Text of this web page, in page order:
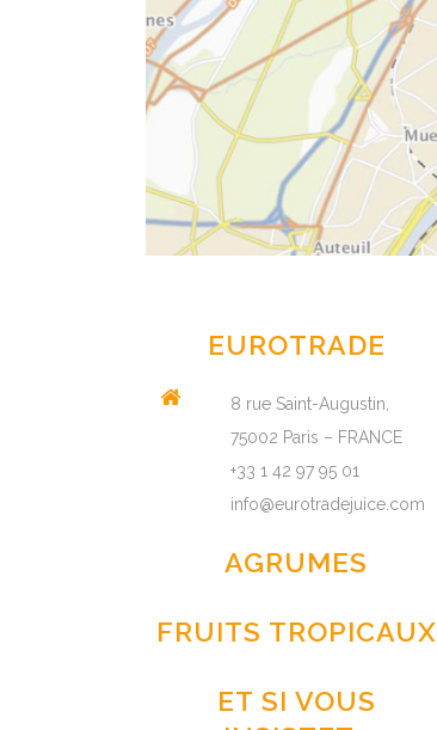
EUROTRADE
8 rue Saint-Augustin,
75002 Paris – FRANCE
+33 1 42 97 95 01
info@eurotradejuice.com
AGRUMES
FRUITS TROPICAUX
ET SI VOUS